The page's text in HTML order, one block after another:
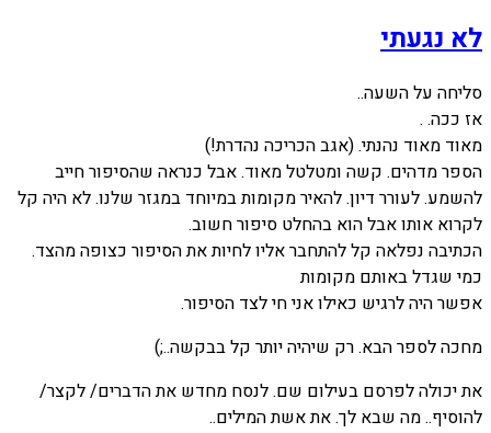
לא נגעתי
סליחה על השעה..
אז ככה. .
מאוד מאוד נהנתי. (אגב הכריכה נהדרת!)
הספר מדהים. קשה ומטלטל מאוד. אבל כנראה שהסיפור חייב
להשמע. לעורר דיון. להאיר מקומות במיוחד במגזר שלנו. לא היה קל
לקרוא אותו אבל הוא בהחלט סיפור חשוב.
הכתיבה נפלאה קל להתחבר אליו לחיות את הסיפור כצופה מהצד.
כמי שגדל באותם מקומות
אפשר היה לרגיש כאילו אני חי לצד הסיפור.
מחכה לספר הבא. רק שיהיה יותר קל בבקשה..;)
את יכולה לפרסם בעילום שם. לנסח מחדש את הדברים/ לקצר/
להוסיף.. מה שבא לך. את אשת המילים..